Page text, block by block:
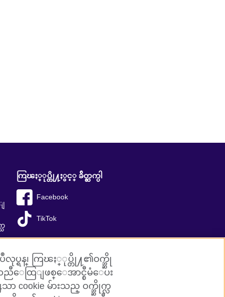
ကြၽႏ္ုပ္တို႔ႏွင့္ ခ်ိတ္ဆက္ပါ
Facebook
TikTok
ပ္ရန္၊ ကြၽႏ္ုပ္တို႔၏ဝက္ဘ္ဆို
ေထြျဖစ္ေအာင္စီမံေပး
cookie မ်ားသည္ ဝက္ဘ္ဆိုက္လ